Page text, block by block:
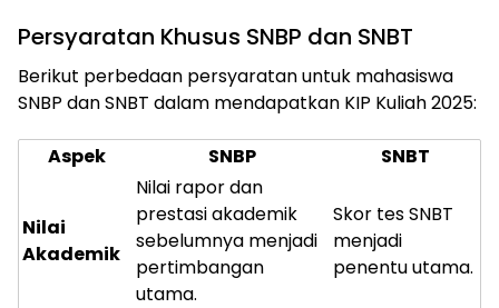
Persyaratan Khusus SNBP dan SNBT
Berikut perbedaan persyaratan untuk mahasiswa
SNBP dan SNBT dalam mendapatkan KIP Kuliah 2025:
Aspek SNBP SNBT
Nilai
Akademik
Nilai rapor dan
prestasi akademik
sebelumnya menjadi
pertimbangan
utama.
Skor tes SNBT
menjadi
penentu utama.